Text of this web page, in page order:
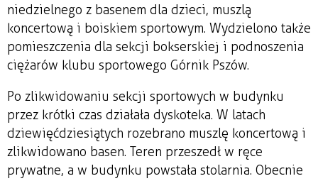
niedzielnego z basenem dla dzieci, muszlą
koncertową i boiskiem sportowym. Wydzielono także
pomieszczenia dla sekcji bokserskiej i podnoszenia
ciężarów klubu sportowego Górnik Pszów.
Po zlikwidowaniu sekcji sportowych w budynku
przez krótki czas działała dyskoteka. W latach
dziewięćdziesiątych rozebrano muszlę koncertową i
zlikwidowano basen. Teren przeszedł w ręce
prywatne, a w budynku powstała stolarnia. Obecnie